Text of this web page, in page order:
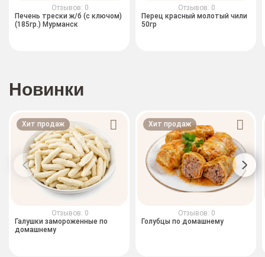
Отзывов: 0
Печень трески ж/б (с ключом)
(185гр.) Мурманск
Отзывов: 0
Перец красный молотый чили
50гр
Новинки
Хит продаж
Отзывов: 0
Галушки замороженные по
домашнему
Хит продаж
Отзывов: 0
Голубцы по домашнему